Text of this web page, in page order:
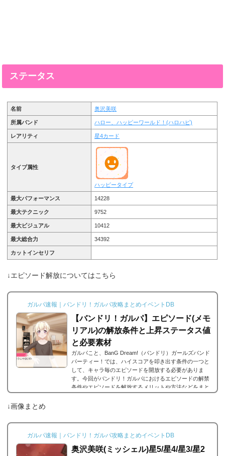
ステータス
名前 奥沢美咲
所属バンド ハロー、ハッピーワールド！(ハロハピ)
レアリティ 星4カード
タイプ属性
ハッピータイプ
最大パフォーマンス 14228
最大テクニック 9752
最大ビジュアル 10412
最大総合力 34392
カットインセリフ
↓エピソード解放についてはこちら
ガルパ速報｜バンドリ！ガルパ攻略まとめイベントDB
【バンドリ！ガルパ】エピソード(メモ
リアル)の解放条件と上昇ステータス値
と必要素材
ガルパこと、BanG Dream!（バンドリ）ガールズバンド
パーティー！では、ハイスコアを叩き出す条件の一つと
して、キャラ毎のエピソードを開放する必要がありま
す。今回がバンドリ！ガルパにおけるエピソードの解禁
条件やエピソードを解放するメリットや方法などをまと
す。エピソードは各キャラクターの詳細にあり、解放す
よ...
↓画像まとめ
ガルパ速報｜バンドリ！ガルパ攻略まとめイベントDB
奥沢美咲(ミッシェル)星5/星4/星3/星2